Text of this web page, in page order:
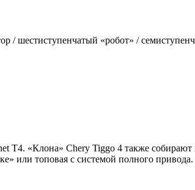
/ шестиступенчатый «робот» /
T4. «Клона» Chery Tiggo 4 также
или топовая с системой полного привода.